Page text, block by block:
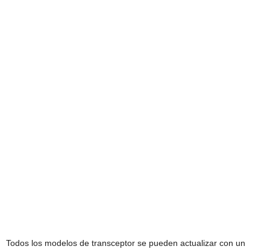
Todos los modelos de transceptor se pueden actualizar con un